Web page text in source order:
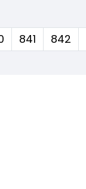
841 842